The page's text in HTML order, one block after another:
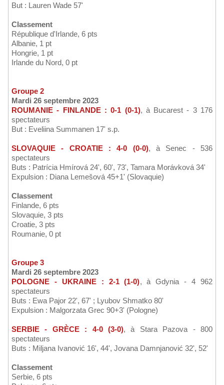
But : Lauren Wade 57'
Classement
République d'Irlande, 6 pts
Albanie, 1 pt
Hongrie, 1 pt
Irlande du Nord, 0 pt
Groupe 2
Mardi 26 septembre 2023
ROUMANIE - FINLANDE : 0-1 (0-1), à Bucarest - 3 176
spectateurs
But : Eveliina Summanen 17' s.p.
SLOVAQUIE - CROATIE : 4-0 (0-0), à Senec - 536
spectateurs
Buts : Patrícia Hmírová 24', 60', 73', Tamara Morávková 34'
Expulsion : Diana Lemešová 45+1' (Slovaquie)
Classement
Finlande, 6 pts
Slovaquie, 3 pts
Croatie, 3 pts
Roumanie, 0 pt
Groupe 3
Mardi 26 septembre 2023
POLOGNE - UKRAINE : 2-1 (1-0), à Gdynia - 4 962
spectateurs
Buts : Ewa Pajor 22', 67' ; Lyubov Shmatko 80'
Expulsion : Malgorzata Grec 90+3' (Pologne)
SERBIE - GRÈCE : 4-0 (3-0), à Stara Pazova - 800
spectateurs
Buts : Miljana Ivanović 16', 44', Jovana Damnjanović 32', 52'
Classement
Serbie, 6 pts